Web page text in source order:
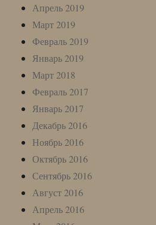
Апрель 2019
Март 2019
Февраль 2019
Январь 2019
Март 2018
Февраль 2017
Январь 2017
Декабрь 2016
Ноябрь 2016
Октябрь 2016
Сентябрь 2016
Август 2016
Апрель 2016